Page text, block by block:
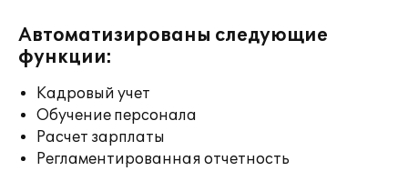
Автоматизированы следующие
функции:
Кадровый учет
Обучение персонала
Расчет зарплаты
Регламентированная отчетность